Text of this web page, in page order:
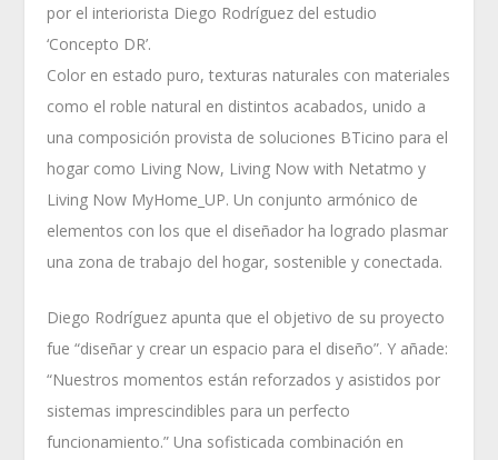
por el interiorista Diego Rodríguez del estudio
‘Concepto DR’.
Color en estado puro, texturas naturales con materiales
como el roble natural en distintos acabados, unido a
una composición provista de soluciones BTicino para el
hogar como Living Now, Living Now with Netatmo y
Living Now MyHome_UP. Un conjunto armónico de
elementos con los que el diseñador ha logrado plasmar
una zona de trabajo del hogar, sostenible y conectada.
Diego Rodríguez apunta que el objetivo de su proyecto
fue “diseñar y crear un espacio para el diseño”. Y añade:
“Nuestros momentos están reforzados y asistidos por
sistemas imprescindibles para un perfecto
funcionamiento.” Una sofisticada combinación en